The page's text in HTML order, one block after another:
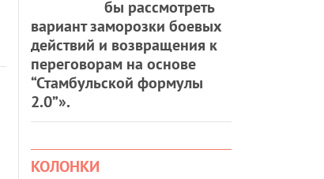
бы рассмотреть
вариант заморозки боевых
действий и возвращения к
переговорам на основе
“Стамбульской формулы
2.0”».
КОЛОНКИ